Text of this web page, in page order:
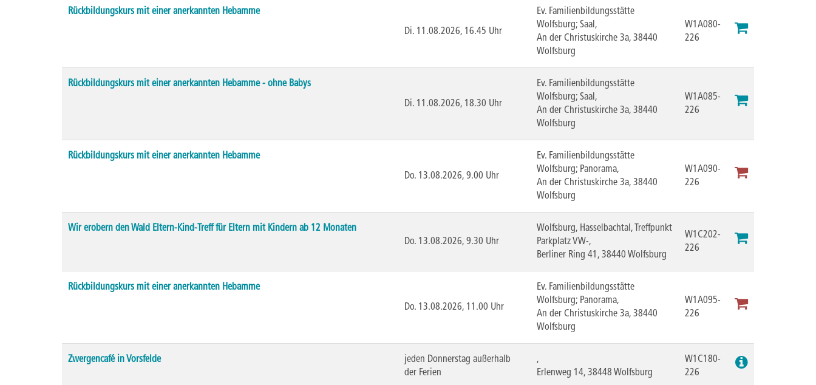
Rückbildungskurs mit einer anerkannten Hebamme
Di. 11.08.2026, 16.45 Uhr
Ev. Familienbildungsstätte
Wolfsburg; Saal,
An der Christuskirche 3a, 38440
Wolfsburg
W1A080-
226
Rückbildungskurs mit einer anerkannten Hebamme - ohne Babys
Di. 11.08.2026, 18.30 Uhr
Ev. Familienbildungsstätte
Wolfsburg; Saal,
An der Christuskirche 3a, 38440
Wolfsburg
W1A085-
226
Rückbildungskurs mit einer anerkannten Hebamme
Do. 13.08.2026, 9.00 Uhr
Ev. Familienbildungsstätte
Wolfsburg; Panorama,
An der Christuskirche 3a, 38440
Wolfsburg
W1A090-
226
Wir erobern den Wald Eltern-Kind-Treff für Eltern mit Kindern ab 12 Monaten
Do. 13.08.2026, 9.30 Uhr
Wolfsburg, Hasselbachtal, Treffpunkt
Parkplatz VW-,
Berliner Ring 41, 38440 Wolfsburg
W1C202-
226
Rückbildungskurs mit einer anerkannten Hebamme
Do. 13.08.2026, 11.00 Uhr
Ev. Familienbildungsstätte
Wolfsburg; Panorama,
An der Christuskirche 3a, 38440
Wolfsburg
W1A095-
226
Zwergencafé in Vorsfelde
jeden Donnerstag außerhalb
der Ferien
,
Erlenweg 14, 38448 Wolfsburg
W1C180-
226